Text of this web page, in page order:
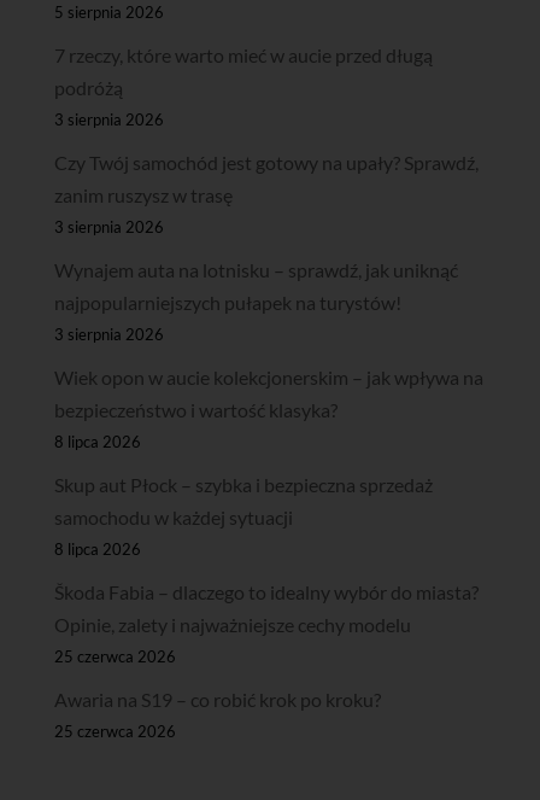
5 sierpnia 2026
7 rzeczy, które warto mieć w aucie przed długą
podróżą
3 sierpnia 2026
Czy Twój samochód jest gotowy na upały? Sprawdź,
zanim ruszysz w trasę
3 sierpnia 2026
Wynajem auta na lotnisku – sprawdź, jak uniknąć
najpopularniejszych pułapek na turystów!
3 sierpnia 2026
Wiek opon w aucie kolekcjonerskim – jak wpływa na
bezpieczeństwo i wartość klasyka?
8 lipca 2026
Skup aut Płock – szybka i bezpieczna sprzedaż
samochodu w każdej sytuacji
8 lipca 2026
Škoda Fabia – dlaczego to idealny wybór do miasta?
Opinie, zalety i najważniejsze cechy modelu
25 czerwca 2026
Awaria na S19 – co robić krok po kroku?
25 czerwca 2026